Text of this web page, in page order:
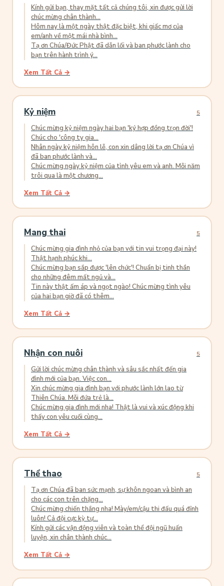
Kính gửi bạn, thay mặt tất cả chúng tôi, xin được gửi lời
chúc mừng chân thành...
Hôm nay là một ngày thật đặc biệt, khi giấc mơ của
em/anh về một mái nhà bình...
Tạ ơn Chúa/Đức Phật đã dẫn lối và ban phước lành cho
bạn trên hành trình ý...
Xem Tất Cả →
Kỷ niệm 5
Chúc mừng kỷ niệm ngày hai bạn 'ký hợp đồng trọn đời'!
Chúc cho 'công ty gia...
Nhân ngày kỷ niệm hôn lễ, con xin dâng lời tạ ơn Chúa vì
đã ban phước lành và...
Chúc mừng ngày kỷ niệm của tình yêu em và anh. Mỗi năm
trôi qua là một chương...
Xem Tất Cả →
Mang thai 5
Chúc mừng gia đình nhỏ của bạn với tin vui trọng đại này!
Thật hạnh phúc khi...
Chúc mừng bạn sắp được 'lên chức'! Chuẩn bị tinh thần
cho những đêm mất ngủ và...
Tin này thật ấm áp và ngọt ngào! Chúc mừng tình yêu
của hai bạn giờ đã có thêm...
Xem Tất Cả →
Nhận con nuôi 5
Gửi lời chúc mừng chân thành và sâu sắc nhất đến gia
đình mới của bạn. Việc con...
Xin chúc mừng gia đình bạn với phước lành lớn lao từ
Thiên Chúa. Mỗi đứa trẻ là...
Chúc mừng gia đình mới nha! Thật là vui và xúc động khi
thấy con yêu cuối cùng...
Xem Tất Cả →
Thể thao 5
Tạ ơn Chúa đã ban sức mạnh, sự khôn ngoan và bình an
cho các con trên chặng...
Chúc mừng chiến thắng nha! Mày/em/cậu thi đấu quá đỉnh
luôn! Cả đội cực kỳ tự...
Kính gửi các vận động viên và toàn thể đội ngũ huấn
luyện, xin chân thành chúc...
Xem Tất Cả →